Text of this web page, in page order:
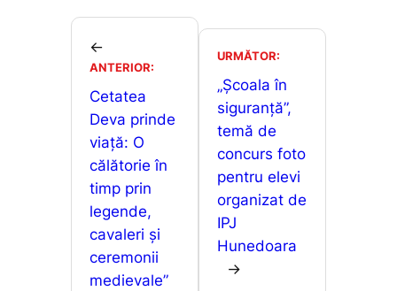
e
o
o
k
l
A
p
e
n
g
ta
a
z
ă
←
ANTERIOR:
Cetatea
Deva prinde
viață: O
călătorie în
timp prin
legende,
cavaleri și
ceremonii
medievale”
URMĂTOR:
„Școala în
siguranță”,
temă de
concurs foto
pentru elevi
organizat de
IPJ
Hunedoara
→